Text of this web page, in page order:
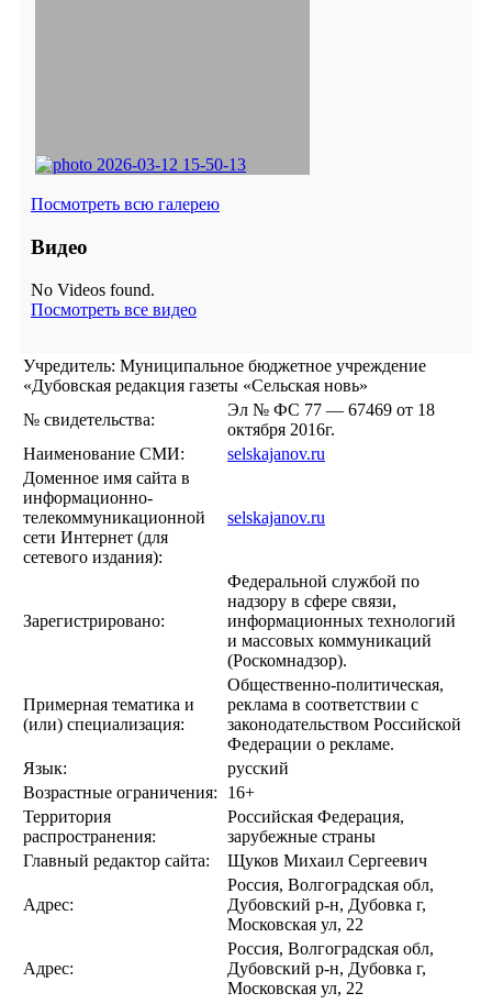
Посмотреть всю галерею
Видео
No Videos found.
Посмотреть все видео
Учредитель: Муниципальное бюджетное учреждение
«Дубовская редакция газеты «Сельская новь»
№ свидетельства:
Эл № ФС 77 — 67469 от 18
октября 2016г.
Наименование СМИ:
selskajanov.ru
Доменное имя сайта в
информационно-
телекоммуникационной
сети Интернет (для
сетевого издания):
selskajanov.ru
Зарегистрировано:
Федеральной службой по
надзору в сфере связи,
информационных технологий
и массовых коммуникаций
(Роскомнадзор).
Примерная тематика и
(или) специализация:
Общественно-политическая,
реклама в соответствии с
законодательством Российской
Федерации о рекламе.
Язык:
русский
Возрастные ограничения:
16+
Территория
распространения:
Российская Федерация,
зарубежные страны
Главный редактор сайта:
Щуков Михаил Сергеевич
Адрес:
Россия, Волгоградская обл,
Дубовский р-н, Дубовка г,
Московская ул, 22
Адрес:
Россия, Волгоградская обл,
Дубовский р-н, Дубовка г,
Московская ул, 22